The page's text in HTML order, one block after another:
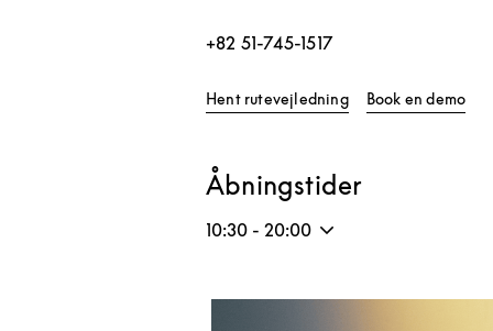
+82 51-745-1517
Hent rutevejledningLink Opens in New
Book en demo
Åbningstider
10:30 - 20:00